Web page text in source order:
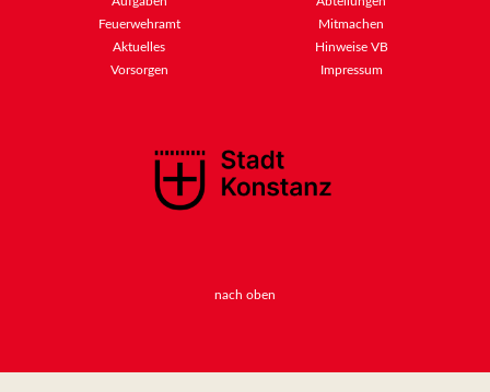
Feuerwehramt
Mitmachen
Aktuelles
Hinweise VB
Vorsorgen
Impressum
nach oben